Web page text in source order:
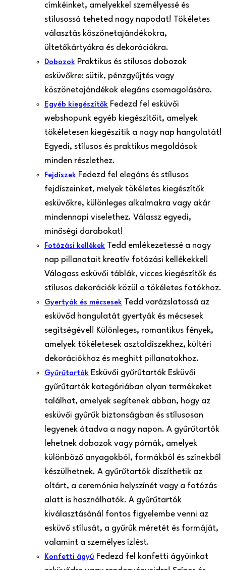
címkéinket, amelyekkel személyessé és
stílusossá teheted nagy napodat! Tökéletes
választás köszönetajándékokra,
ültetőkártyákra és dekorációkra.
Dobozok Praktikus és stílusos dobozok
esküvőkre: sütik, pénzgyűjtés vagy
köszönetajándékok elegáns csomagolására.
Egyéb kiegészítők Fedezd fel esküvői
webshopunk egyéb kiegészítőit, amelyek
tökéletesen kiegészítik a nagy nap hangulatát!
Egyedi, stílusos és praktikus megoldások
minden részlethez.
Fejdíszek Fedezd fel elegáns és stílusos
fejdíszeinket, melyek tökéletes kiegészítők
esküvőkre, különleges alkalmakra vagy akár
mindennapi viselethez. Válassz egyedi,
minőségi darabokat!
Fotózási kellékek Tedd emlékezetessé a nagy
nap pillanatait kreatív fotózási kellékekkel!
Válogass esküvői táblák, vicces kiegészítők és
stílusos dekorációk közül a tökéletes fotókhoz.
Gyertyák és mécsesek Tedd varázslatossá az
esküvőd hangulatát gyertyák és mécsesek
segítségével! Különleges, romantikus fények,
amelyek tökéletesek asztaldíszekhez, kültéri
dekorációkhoz és meghitt pillanatokhoz.
Gyűrűtartók Esküvői gyűrűtartók Esküvői
gyűrűtartók kategóriában olyan termékeket
találhat, amelyek segítenek abban, hogy az
esküvői gyűrűk biztonságban és stílusosan
legyenek átadva a nagy napon. A gyűrűtartók
lehetnek dobozok vagy párnák, amelyek
különböző anyagokból, formákból és színekből
készülhetnek. A gyűrűtartók díszíthetik az
oltárt, a ceremónia helyszínét vagy a fotózás
alatt is használhatók. A gyűrűtartók
kiválasztásánál fontos figyelembe venni az
esküvő stílusát, a gyűrűk méretét és formáját,
valamint a személyes ízlést.
Konfetti ágyú Fedezd fel konfetti ágyúinkat